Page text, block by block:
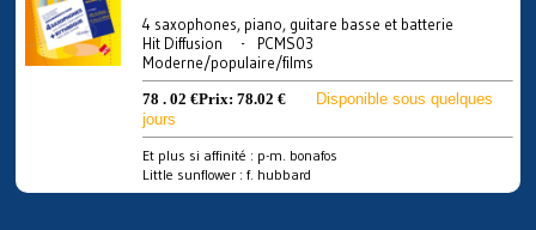
4 saxophones, piano, guitare basse et batterie
Hit Diffusion - PCMS03
Moderne/populaire/films
78 . 02 €Prix: 78.02 €
Disponible sous quelques
jours
Et plus si affinité : p-m. bonafos
Little sunflower : f. hubbard